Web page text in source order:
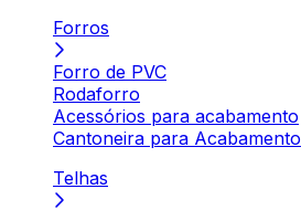
Forros
Forro de PVC
Rodaforro
Acessórios para acabamento
Cantoneira para Acabamento
Telhas